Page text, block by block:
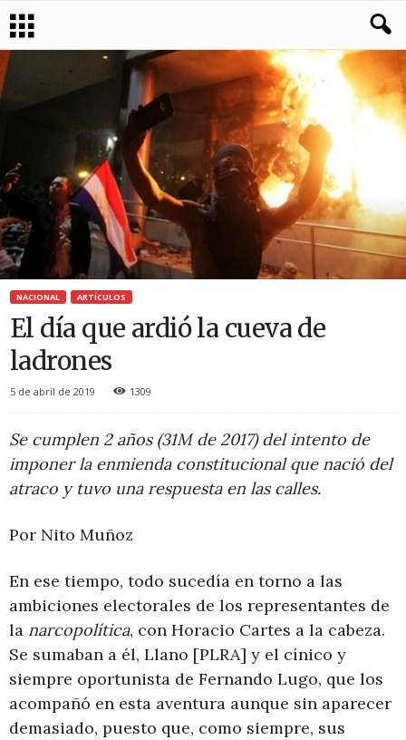
NACIONAL ARTÍCULOS
El día que ardió la cueva de
ladrones
5 de abril de 2019 1309
Se cumplen 2 años (31M de 2017) del intento de
imponer la enmienda constitucional que nació del
atraco y tuvo una respuesta en las calles.
Por Nito Muñoz
En ese tiempo, todo sucedía en torno a las
ambiciones electorales de los representantes de
la narcopolítica, con Horacio Cartes a la cabeza.
Se sumaban a él, Llano [PLRA] y el cínico y
siempre oportunista de Fernando Lugo, que los
acompañó en esta aventura aunque sin aparecer
demasiado, puesto que, como siempre, sus